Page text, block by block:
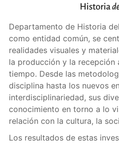
Departamento de Historia
como entidad común, se
realidades visuales y
la producción y la recepción
tiempo. Desde las
disciplina hasta los nuevos
interdisciplinariedad, sus
conocimiento en torno a lo
relación con la cultura, la
Los resultados de estas